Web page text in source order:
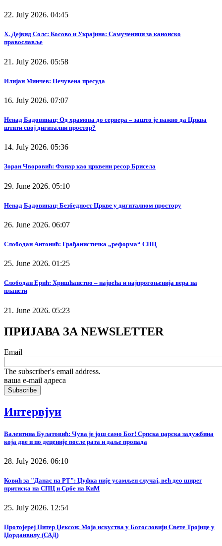
22. July 2026. 04:45
Х. Дејвид Солс: Косово и Украјина: Самученици за канонско
православље
21. July 2026. 05:58
Илијан Минчев: Нечувена пресуда
16. July 2026. 07:07
Ненад Бадовинац: Од храмова до сервера – зашто је важно да Црква
штити свој дигитални простор?
14. July 2026. 05:36
Зоран Чворовић: Фанар као црквени ресор Брисела
29. June 2026. 05:10
Ненад Бадовинац: Безбедност Цркве у дигиталном простору
26. June 2026. 06:07
Слободан Антонић: Грађанистичка „реформа“ СПЦ
25. June 2026. 01:25
Слободан Ерић: Хришћанство – највећа и најпрогоњенија вера на
планети
21. June 2026. 05:23
ПРИЈАВА ЗА NEWSLETTER
Email
The subscriber's email address.
ваша е-mail адреса
Интервјуи
Валентина Булатовић: Чува је још само Бог! Српска царска задужбина
која две и по деценије после рата и даље пропада
28. July 2026. 06:10
Ковић за "Данас на РТ": Џуфка није усамљен случај, већ део ширег
притиска на СПЦ и Србе на КиМ
25. July 2026. 12:54
Протојереј Питер Џексон: Моја искуства у Богословији Свете Тројице у
Џорданвилу (САД)